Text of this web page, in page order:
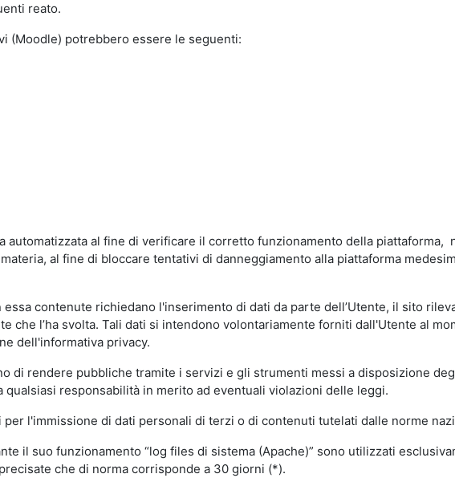
reato.
(Moodle) potrebbero essere le seguenti:
automatizzata al fine di verificare il corretto funzionamento della
al fine di bloccare tentativi di danneggiamento alla piattaforma
contenute richiedano l'inserimento di dati da parte dell’Utente, il sito
che l’ha svolta. Tali dati si intendono volontariamente forniti dall'Utente al
dell'informativa privacy.
di rendere pubbliche tramite i servizi e gli strumenti messi a disposizione
responsabilità in merito ad eventuali violazioni delle leggi.
l'immissione di dati personali di terzi o di contenuti tutelati dalle norme
il suo funzionamento “log files di sistema (Apache)” sono utilizzati
che di norma corrisponde a 30 giorni (*).